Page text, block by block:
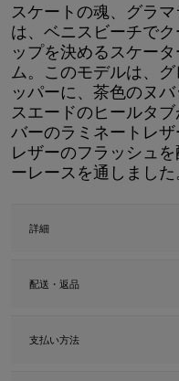
スケートの魂、グラ
は、ベニスビーチで
ップを決めるスケー
ム。このモデルは、
ッパーに、茶色のヌ
スエードのヒールタ
バーのラミネートレ
レザーのフラッシュ
ーレースを通しました
詳細
配送・返品
支払い方法